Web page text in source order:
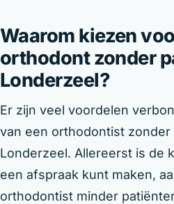
Waarom kiezen
orthodont zonder
Londerzeel?
Er zijn veel voordelen
van een orthodontist
Londerzeel. Allereerst is de
een afspraak kunt maken,
orthodontist minder